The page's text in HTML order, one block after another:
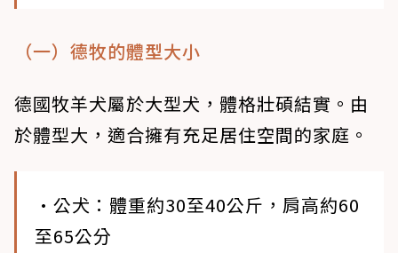
（一）德牧的體型大小
德國牧羊犬屬於大型犬，體格壯碩結實。由
於體型大，適合擁有充足居住空間的家庭。
•公犬：體重約30至40公斤，肩高約60
至65公分